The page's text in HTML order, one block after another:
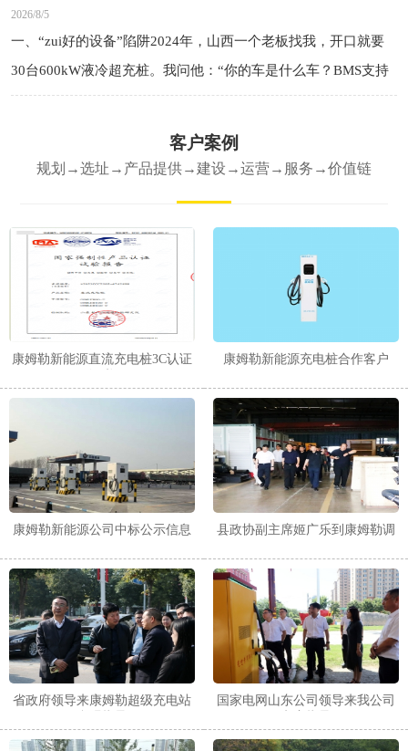
2026/8/5
一、“zui好的设备”陷阱2024年，山西一个老板找我，开口就要
30台600kW液冷超充桩。我问他：“你的车是什么车？BMS支持
多大功率？”他说：“现在跑的是老款车，但以后会有新车。”我
客户案例
规划→选址→产品提供→建设→运营→服务→价值链
康姆勒新能源直流充电桩3C认证
康姆勒新能源充电桩合作客户
康姆勒新能源公司中标公示信息
县政协副主席姬广乐到康姆勒调
省政府领导来康姆勒超级充电站
国家电网山东公司领导来我公司